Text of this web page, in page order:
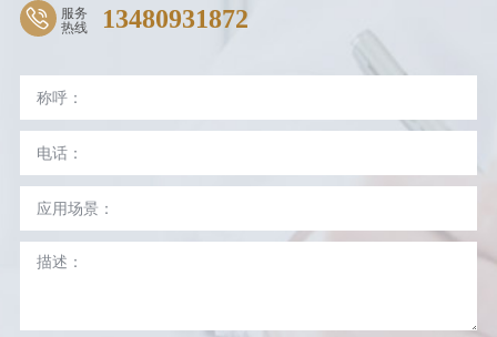
服务
热线 13480931872